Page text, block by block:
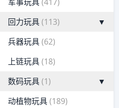
回力玩具(113)
▼
兵器玩具(62)
上链玩具(18)
数码玩具(1)
▼
动植物玩具(189)